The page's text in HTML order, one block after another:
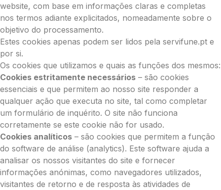
website, com base em informações claras e completas
nos termos adiante explicitados, nomeadamente sobre o
objetivo do processamento.
Estes cookies apenas podem ser lidos pela servifune.pt e
por si.
Os cookies que utilizamos e quais as funções dos mesmos:
Cookies estritamente necessários – são cookies
essenciais e que permitem ao nosso site responder a
qualquer ação que executa no site, tal como completar
um formulário de inquérito. O site não funciona
corretamente se este cookie não for usado.
Cookies analíticos – são cookies que permitem a função
do software de análise (analytics). Este software ajuda a
analisar os nossos visitantes do site e fornecer
informações anónimas, como navegadores utilizados,
visitantes de retorno e de resposta às atividades de